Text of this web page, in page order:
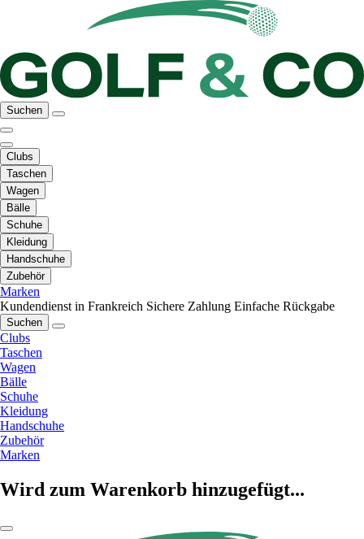
Suchen
Clubs
Taschen
Wagen
Bälle
Schuhe
Kleidung
Handschuhe
Zubehör
Marken
Kundendienst in Frankreich Sichere Zahlung Einfache Rückgabe
Suchen
Clubs
Taschen
Wagen
Bälle
Schuhe
Kleidung
Handschuhe
Zubehör
Marken
Wird zum Warenkorb hinzugefügt...